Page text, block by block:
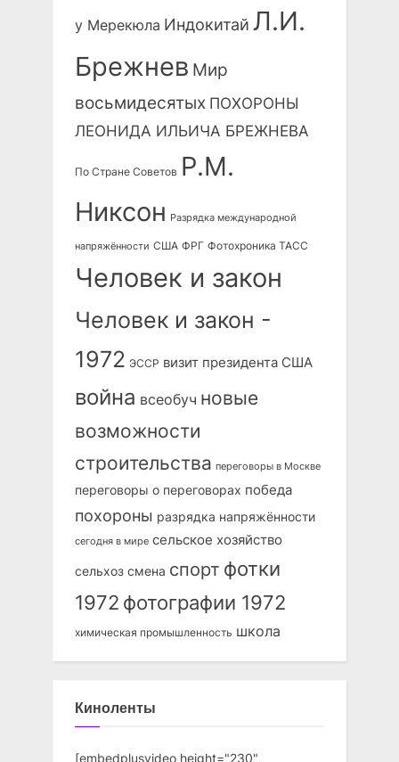
у Мерекюла Индокитай Л.И.
Брежнев Мир
восьмидесятых ПОХОРОНЫ
ЛЕОНИДА ИЛЬИЧА БРЕЖНЕВА
По Стране Советов Р.М.
Никсон Разрядка международной
напряжённости США ФРГ Фотохроника ТАСС
Человек и закон
Человек и закон -
1972 ЭССР визит президента США
война всеобуч новые
возможности
строительства переговоры в Москве
переговоры о переговорах победа
похороны разрядка напряжённости
сегодня в мире сельское хозяйство
сельхоз смена спорт фотки
1972 фотографии 1972
химическая промышленность школа
Киноленты
[embedplusvideo height="230"